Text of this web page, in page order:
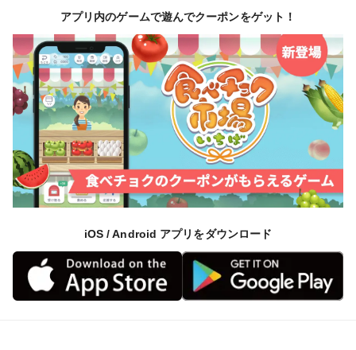
アプリ内のゲームで遊んでクーポンをゲット！
iOS / Android アプリをダウンロード